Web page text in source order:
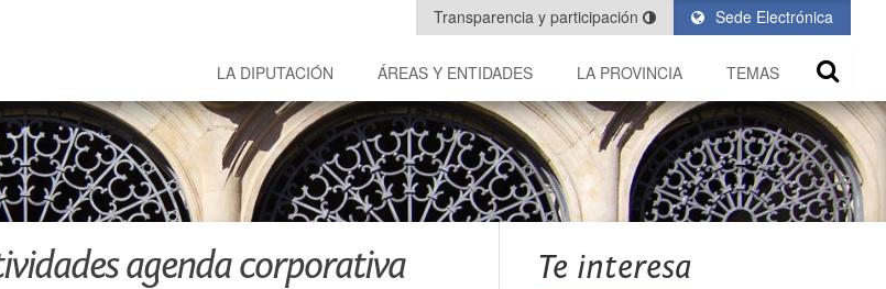
Sede Electrónica
Transparencia y participación
LA DIPUTACIÓN ÁREAS Y ENTIDADES LA PROVINCIA TEMAS
agenda corporativa Te interesa